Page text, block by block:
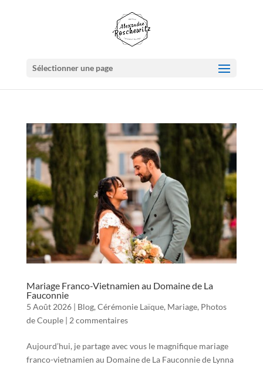
Sélectionner une page
Mariage Franco-Vietnamien au Domaine de La
Fauconnie
5 Août 2026| Blog, Cérémonie Laïque, Mariage, Photos
de Couple| 2 commentaires
Aujourd’hui, je partage avec vous le magnifique mariage
franco-vietnamien au Domaine de La Fauconnie de Lynna